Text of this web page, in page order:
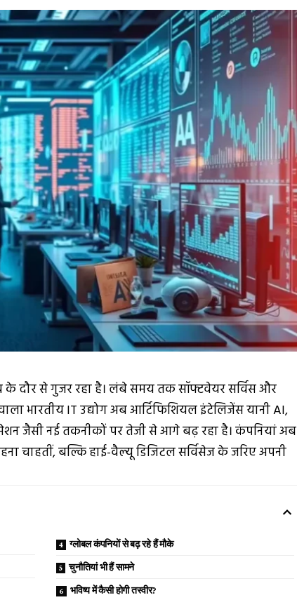
दौर से गुजर रहा है। लंबे समय तक सॉफ्टवेयर सर्विस और
भारतीय IT उद्योग अब आर्टिफिशियल इंटेलिजेंस यानी AI,
जैसी नई तकनीकों पर तेजी से आगे बढ़ रहा है। कंपनियां अब
चाहतीं, बल्कि हाई-वैल्यू डिजिटल सर्विसेज के जरिए अपनी
ग्लोबल कंपनियों से बढ़ रहे हैं मौके
चुनौतियां भी हैं सामने
भविष्य में कैसी होगी तस्वीर?